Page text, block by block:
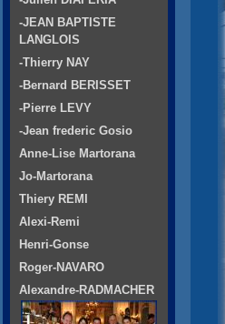
-JEAN BAPTISTE
LANGLOIS
-Thierry NAY
-Bernard BERISSET
-Pierre LEVY
-Jean frederic Gosio
Anne-Lise Martorana
Jo-Martorana
Thiery REMI
Alexi-Remi
Henri-Gonse
Roger-NAVARO
Alexandre-RADMACHER